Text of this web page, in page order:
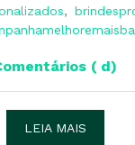
,
( d)
LEIA MAIS